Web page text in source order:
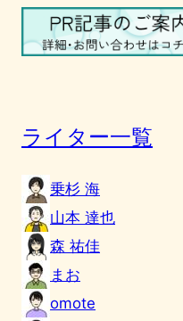
ライター一覧
乗杉 海
山本 達也
森 祐佳
まお
omote